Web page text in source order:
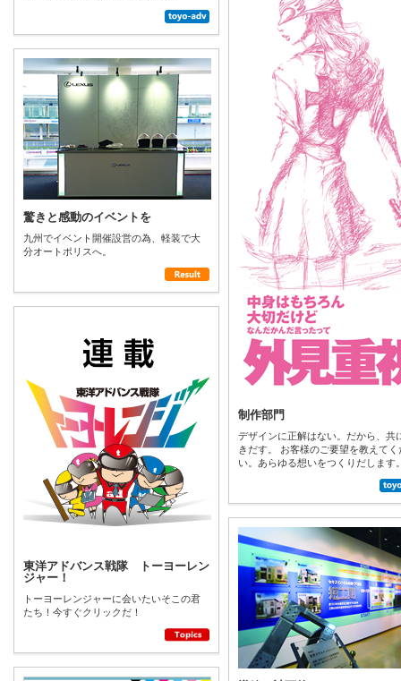
制作部門
デザインに正解はない。だから、共
きだす。 お客様のご要望を教えてく
い。あらゆる想いをつくりだします
驚きと感動のイベントを
九州でイベント開催設営の為、軽装で大
分オートポリスへ。
東洋アドバンス戦隊 トーヨーレン
ジャー！
トーヨーレンジャーに会いたいそこの君
たち！今すぐクリックだ！